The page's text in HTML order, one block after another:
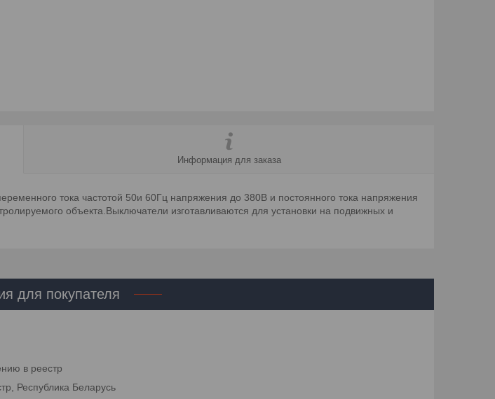
Информация для заказа
тока частотой 50и 60Гц напряжения до 380В и постоянного тока напряжения
объекта.Выключатели изготавливаются для установки на подвижных и
для покупателя
в реестр
Республика Беларусь